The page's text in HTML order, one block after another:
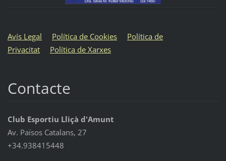
Avís Legal Política de Cookies
Política de
Privacitat
Política de Xarxes
Contacte
Club Esportiu Lliçà d'Amunt
Av. Països Catalans, 27
+34.938415448